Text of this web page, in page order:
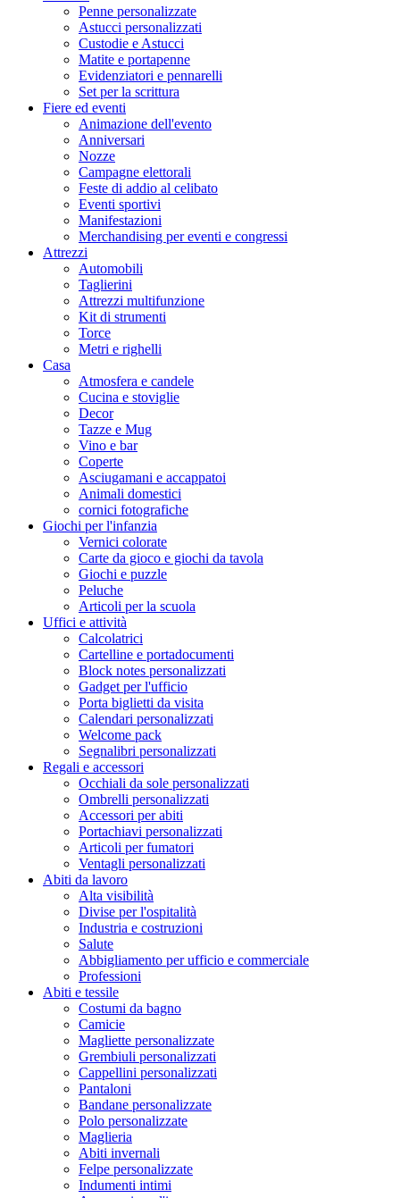
Penne personalizzate
Astucci personalizzati
Custodie e Astucci
Matite e portapenne
Evidenziatori e pennarelli
Set per la scrittura
Fiere ed eventi
Animazione dell'evento
Anniversari
Nozze
Campagne elettorali
Feste di addio al celibato
Eventi sportivi
Manifestazioni
Merchandising per eventi e congressi
Attrezzi
Automobili
Taglierini
Attrezzi multifunzione
Kit di strumenti
Torce
Metri e righelli
Casa
Atmosfera e candele
Cucina e stoviglie
Decor
Tazze e Mug
Vino e bar
Coperte
Asciugamani e accappatoi
Animali domestici
cornici fotografiche
Giochi per l'infanzia
Vernici colorate
Carte da gioco e giochi da tavola
Giochi e puzzle
Peluche
Articoli per la scuola
Uffici e attività
Calcolatrici
Cartelline e portadocumenti
Block notes personalizzati
Gadget per l'ufficio
Porta biglietti da visita
Calendari personalizzati
Welcome pack
Segnalibri personalizzati
Regali e accessori
Occhiali da sole personalizzati
Ombrelli personalizzati
Accessori per abiti
Portachiavi personalizzati
Articoli per fumatori
Ventagli personalizzati
Abiti da lavoro
Alta visibilità
Divise per l'ospitalità
Industria e costruzioni
Salute
Abbigliamento per ufficio e commerciale
Professioni
Abiti e tessile
Costumi da bagno
Camicie
Magliette personalizzate
Grembiuli personalizzati
Cappellini personalizzati
Pantaloni
Bandane personalizzate
Polo personalizzate
Maglieria
Abiti invernali
Felpe personalizzate
Indumenti intimi